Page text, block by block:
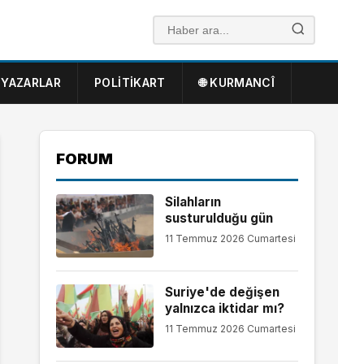
YAZARLAR POLITIKART 🌐 KURMANCÎ
FORUM
Silahların
susturulduğu gün
11 Temmuz 2026 Cumartesi
Suriye'de değişen
yalnızca iktidar mı?
11 Temmuz 2026 Cumartesi